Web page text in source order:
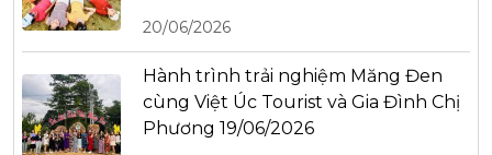
20/06/2026
Hành trình trải nghiệm Măng Đen
cùng Việt Úc Tourist và Gia Đình Chị
Phương 19/06/2026